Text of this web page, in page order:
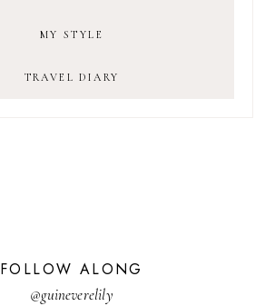
MY STYLE
TRAVEL DIARY
FOLLOW ALONG
@guineverelily